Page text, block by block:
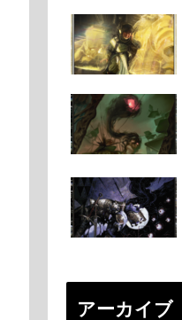
アーカイブ